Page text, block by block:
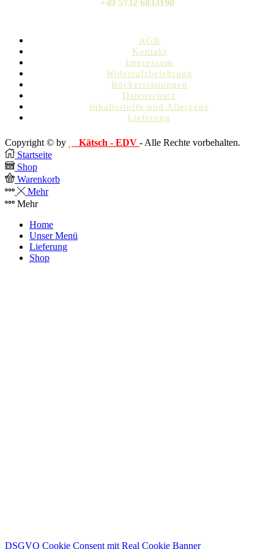
+49 5732 6833190
AGB
Kontakt
Impressum
Widerrufsbelehrung
Rückerstattungen
Datenschutz
Inhaltsstoffe und Allergene
Lieferung
Copyright © by Kätsch - EDV - Alle Rechte vorbehalten.
Startseite
Shop
Warenkorb
Mehr
Mehr
Home
Unser Menü
Lieferung
Shop
DSGVO Cookie Consent mit Real Cookie Banner